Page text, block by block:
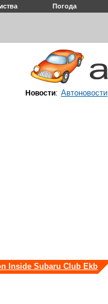
Погода
Новости: Автоновости
Inside Subaru Club Ekb